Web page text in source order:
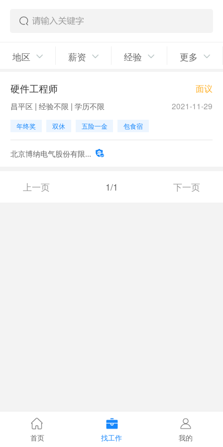
地区 薪资 经验 更多
硬件工程师 面议
昌平区 | 经验不限 | 学历不限 2021-11-29
年终奖 双休 五险一金 包食宿
北京博纳电气股份有限...
上一页 1/1 下一页
首页 找工作 我的